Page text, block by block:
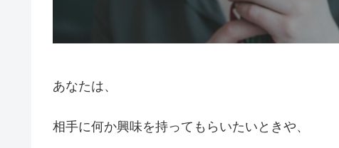
あなたは、
相手に何か興味を持ってもらいたいときや、